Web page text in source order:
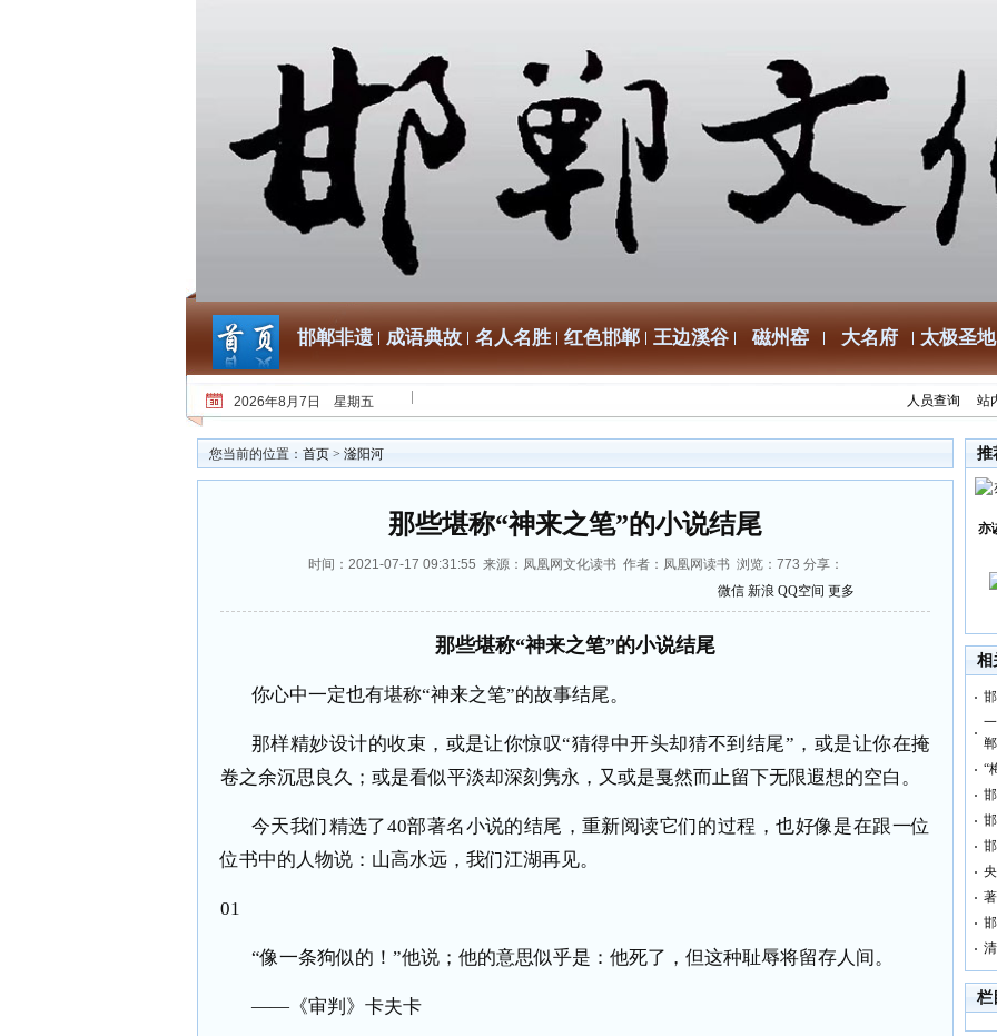
邯郸非遗 成语典故 名人名胜 红色邯郸 王边溪谷 磁州窑 大名府 太极圣地
2026年8月7日 星期五 人员查询 站
您当前的位置： 首页 > 滏阳河
那些堪称“神来之笔”的小说结尾
时间：2021-07-17 09:31:55 来源：凤凰网文化读书 作者：凤凰网读书 浏览： 773 分享：
微信 新浪 QQ空间 更多
那些堪称“神来之笔”的小说结尾
‍‍‍‍‍‍‍你心中一定也有堪称“神来之笔”的故事结尾。
那样精妙设计的收束，或是让你惊叹“猜得中开头却猜不到结尾”，或是让你在掩
卷之余沉思良久；或是看似平淡却深刻隽永，又或是戛然而止留下无限遐想的空白。
今天我们精选了40部著名小说的结尾，重新阅读它们的过程，也好像是在跟一位
位书中的人物说：山高水远，我们江湖再见。‍‍‍‍‍‍‍
01
“像一条狗似的！”他说；他的意思似乎是：他死了，但这种耻辱将留存人间。
——《审判》卡夫卡
推
亦
相
郸
“
栏